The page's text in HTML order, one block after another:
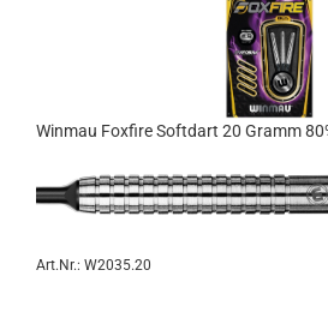
Win­mau Fox­fire Softdart 20 Gramm
Art.Nr.: W2035.20